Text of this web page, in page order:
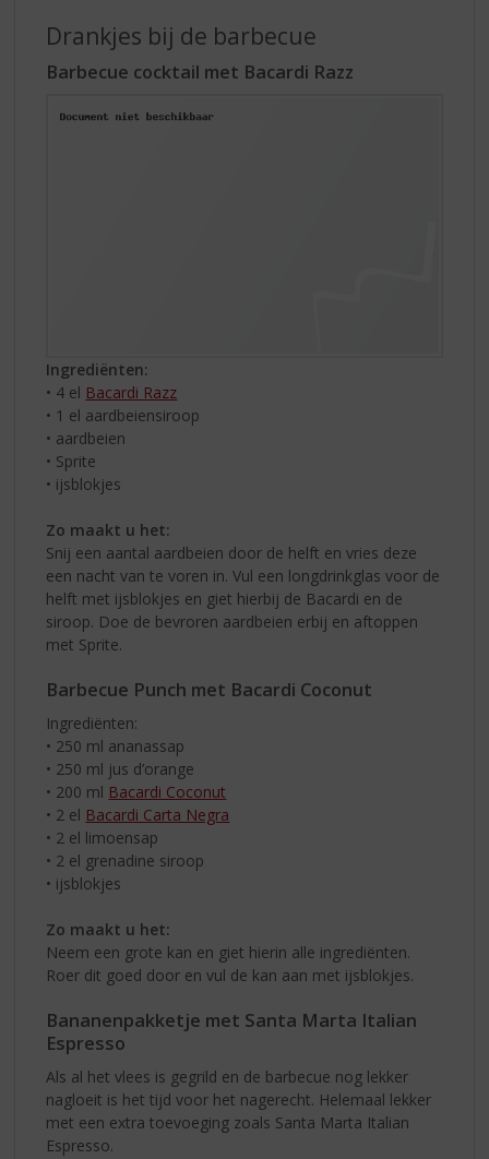
Drankjes bij de barbecue
Barbecue cocktail met Bacardi Razz
Ingrediënten:
• 4 el Bacardi Razz
• 1 el aardbeiensiroop
• aardbeien
• Sprite
• ijsblokjes
Zo maakt u het:
Snij een aantal aardbeien door de helft en vries deze
een nacht van te voren in. Vul een longdrinkglas voor de
helft met ijsblokjes en giet hierbij de Bacardi en de
siroop. Doe de bevroren aardbeien erbij en aftoppen
met Sprite.
Barbecue Punch met Bacardi Coconut
Ingrediënten:
• 250 ml ananassap
• 250 ml jus d’orange
• 200 ml Bacardi Coconut
• 2 el Bacardi Carta Negra
• 2 el limoensap
• 2 el grenadine siroop
• ijsblokjes
Zo maakt u het:
Neem een grote kan en giet hierin alle ingrediënten.
Roer dit goed door en vul de kan aan met ijsblokjes.
Bananenpakketje met Santa Marta Italian
Espresso
Als al het vlees is gegrild en de barbecue nog lekker
nagloeit is het tijd voor het nagerecht. Helemaal lekker
met een extra toevoeging zoals Santa Marta Italian
Espresso.